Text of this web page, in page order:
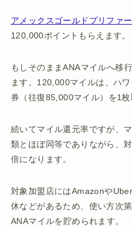
アメックスゴールドプリファ
120,000ポイントもらえます。
もしそのままANAマイルへ移
ます。120,000マイルは、ハ
券（往復85,000マイル）を1枚
続いてマイル還元率ですが、
類とほぼ同等でありながら、
倍になります。
対象加盟店にはAmazonや
休などがあるため、使い方次
ANAマイルを貯められます。